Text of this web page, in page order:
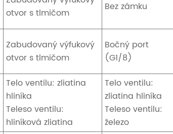
otvor s tlmičom
Bez zámku
Zabudovaný výfukový
otvor s tlmičom
Bočný port
(G1/8)
Telo ventilu: zliatina
hliníka
Teleso ventilu:
hliníková zliatina
Telo ventilu:
zliatina hliníka
Teleso ventilu:
železo